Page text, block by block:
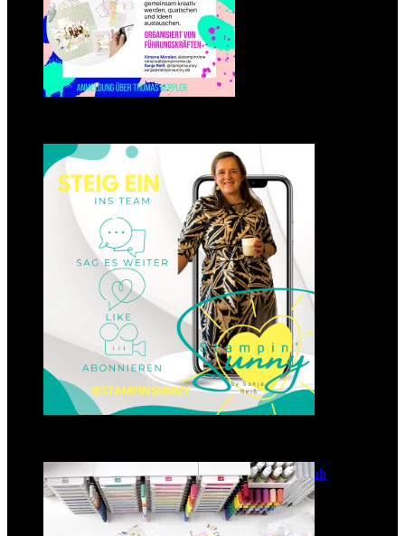
Einsteigen 2025 im Team
Stampin‘ Sunny
23. Januar 2025
GANZ NEU: Scrapbooking Club
2025
21. Januar 2025